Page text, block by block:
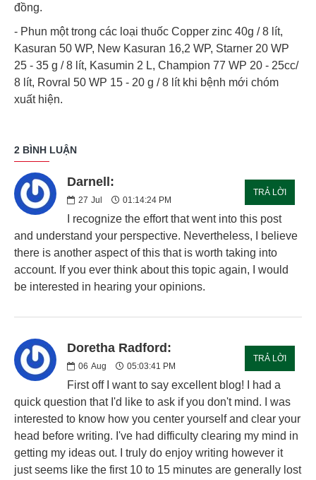
đồng.
- Phun một trong các loại thuốc Copper zinc 40g / 8 lít,
Kasuran 50 WP, New Kasuran 16,2 WP, Starner 20 WP
25 - 35 g / 8 lít, Kasumin 2 L, Champion 77 WP 20 - 25cc/
8 lít, Rovral 50 WP 15 - 20 g / 8 lít khi bệnh mới chóm
xuất hiện.
2 BÌNH LUẬN
Darnell:
27 Jul 01:14:24 PM
TRẢ LỜI
I recognize the effort that went into this post
and understand your perspective. Nevertheless, I believe
there is another aspect of this that is worth taking into
account. If you ever think about this topic again, I would
be interested in hearing your opinions.
Doretha Radford:
06 Aug 05:03:41 PM
TRẢ LỜI
First off I want to say excellent blog! I had a
quick question that I'd like to ask if you don't mind. I was
interested to know how you center yourself and clear your
head before writing. I've had difficulty clearing my mind in
getting my ideas out. I truly do enjoy writing however it
just seems like the first 10 to 15 minutes are generally lost